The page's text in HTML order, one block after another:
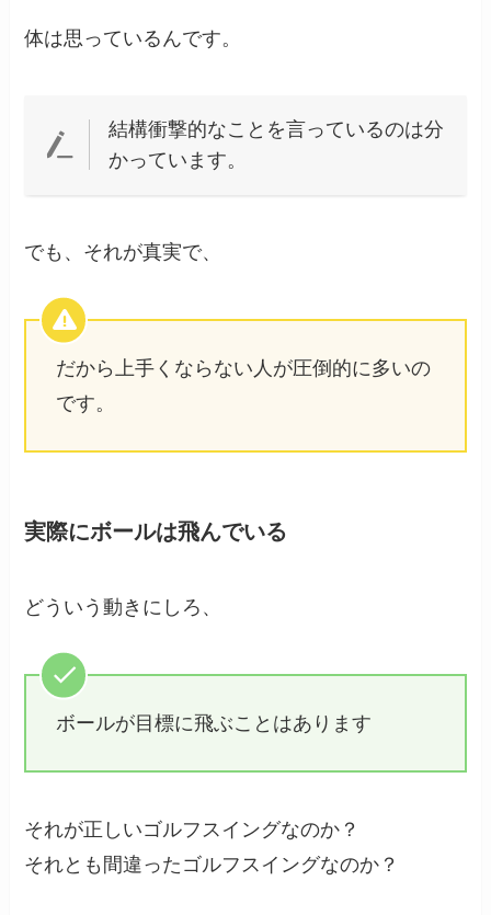
体は思っているんです。
結構衝撃的なことを言っているのは分
かっています。
でも、それが真実で、
だから上手くならない人が圧倒的に多いの
です。
実際にボールは飛んでいる
どういう動きにしろ、
ボールが目標に飛ぶことはあります
それが正しいゴルフスイングなのか？
それとも間違ったゴルフスイングなのか？